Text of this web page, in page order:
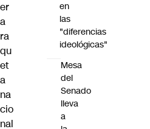
er
a
ra
qu
et
a
na
cio
nal
en
las
"diferencias
ideológicas"
Mesa
del
Senado
lleva
a